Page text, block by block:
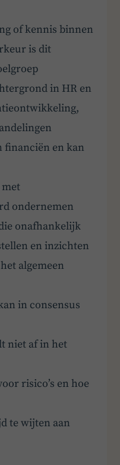
of kennis binnen
is dit
in HR en
financiën en kan
met
ondernemen
onafhankelijk
en inzichten
algemeen
in consensus
niet af in het
risico’s en hoe
te wijten aan